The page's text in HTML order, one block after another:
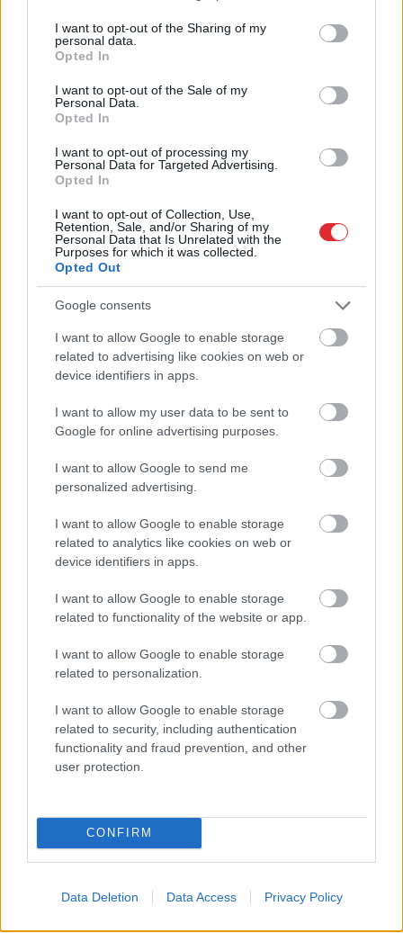
not limited to your visit or usage behaviour. You may click to
grant or deny consent to Google and its third-party tags to
use your data for below specified purposes in below Google
consent section.
I want to opt-out of the Sharing of my
personal data.
Opted In
I want to opt-out of the Sale of my
Personal Data.
Opted In
I want to opt-out of processing my
Personal Data for Targeted Advertising.
Opted In
I want to opt-out of Collection, Use,
Retention, Sale, and/or Sharing of my
Personal Data that Is Unrelated with the
Purposes for which it was collected.
Opted Out
Google consents
I want to allow Google to enable storage
related to advertising like cookies on web or
device identifiers in apps.
I want to allow my user data to be sent to
Google for online advertising purposes.
I want to allow Google to send me
personalized advertising.
I want to allow Google to enable storage
related to analytics like cookies on web or
device identifiers in apps.
I want to allow Google to enable storage
related to functionality of the website or app.
I want to allow Google to enable storage
related to personalization.
I want to allow Google to enable storage
related to security, including authentication
functionality and fraud prevention, and other
user protection.
CONFIRM
Data Deletion Data Access Privacy Policy
TESTS.Matemātikas duelis:
vai vari pārspēt
deviņgadnieku
matemātikā?
atradusi
Ukrainas vājo vietu:
Zelenska scenārijs sāk
piepildīties
par velti
policija Rīgā aiztur
degvielas zagļus
Atcelt Ziņot